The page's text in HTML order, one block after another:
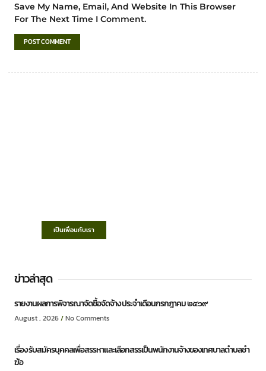
Save My Name, Email, And Website In This Browser
For The Next Time I Comment.
เป็นเพื่อนกับเรา
ข่าวล่าสุด
รายงานผลการพิจารณาจัดซื้อจัดจ้าง ประจำเดือนกรกฎาคม ๒๕๖๙
August , 2026 No Comments
เรื่อง รับสมัครบุคคลเพื่อสรรหาและเลือกสรรเป็นพนักงานจ้างของเทศบาลตำบลชำ
ฆ้อ